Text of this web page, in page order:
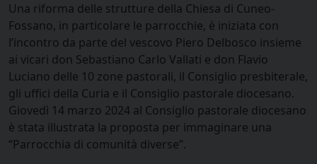
Una riforma delle strutture della Chiesa di Cuneo-
Fossano, in particolare le parrocchie, è iniziata con
l’incontro da parte del vescovo Piero Delbosco insieme
ai vicari don Sebastiano Carlo Vallati e don Flavio
Luciano delle 10 zone pastorali, il Consiglio presbiterale,
gli uffici della Curia e il Consiglio pastorale diocesano.
Giovedì 14 marzo 2024 al Consiglio pastorale diocesano
è stata illustrata la proposta per immaginare una
“Parrocchia di comunità diverse”.